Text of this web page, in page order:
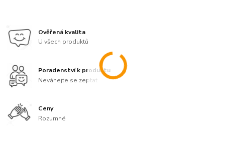
Ověřená kvalita
U všech produktů
Poradenství k produktu
Neváhejte se zeptat
Ceny
Rozumné